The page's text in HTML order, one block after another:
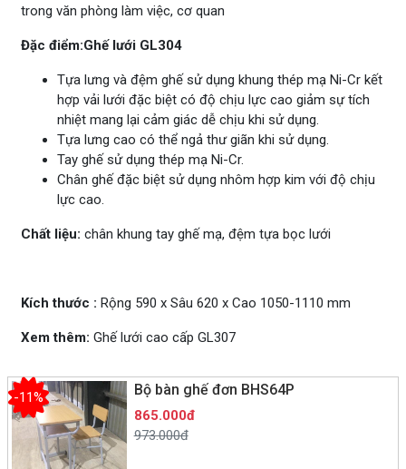
trong văn phòng làm việc, cơ quan
Đặc điểm:Ghế lưới GL304
Tựa lưng và đệm ghế sử dụng khung thép mạ Ni-Cr kết
hợp vải lưới đặc biệt có độ chịu lực cao giảm sự tích
nhiệt mang lại cảm giác dễ chịu khi sử dụng.
Tựa lưng cao có thể ngả thư giãn khi sử dụng.
Tay ghế sử dụng thép mạ Ni-Cr.
Chân ghế đặc biệt sử dụng nhôm hợp kim với độ chịu
lực cao.
Chất liệu: chân khung tay ghế mạ, đệm tựa bọc lưới
Kích thước : Rộng 590 x Sâu 620 x Cao 1050-1110 mm
Xem thêm: Ghế lưới cao cấp GL307
Bộ bàn ghế đơn BHS64P
-11%
865.000đ
973.000đ